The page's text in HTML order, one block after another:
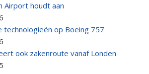
Airport houdt aan
technologieën op Boeing 757
ook zakenroute vanaf Londen